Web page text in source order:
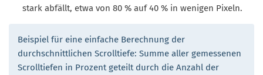
stark abfällt, etwa von 80 % auf 40 % in wenigen Pixeln.
Beispiel für eine einfache Berechnung der
durchschnittlichen Scrolltiefe: Summe aller gemessenen
Scrolltiefen in Prozent geteilt durch die Anzahl der